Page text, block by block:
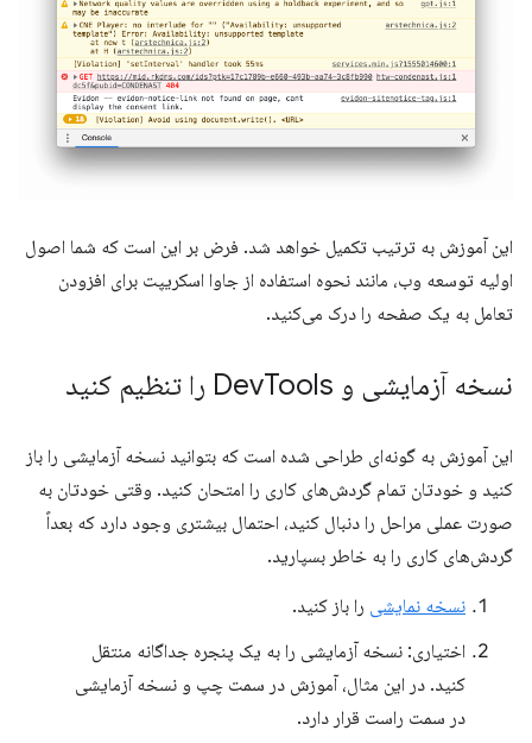
این آموزش به ترتیب تکمیل خواهد شد. فرض بر این است که شما اصول
اولیه توسعه وب، مانند نحوه استفاده از جاوا اسکریپت برای افزودن
تعامل به یک صفحه را درک می‌کنید.
نسخه آزمایشی و Dev Tools را تنظیم کنید
این آموزش به گونه‌ای طراحی شده است که بتوانید نسخه آزمایشی را باز
کنید و خودتان تمام گردش‌های کاری را امتحان کنید. وقتی خودتان به
صورت عملی مراحل را دنبال کنید، احتمال بیشتری وجود دارد که بعداً
گردش‌های کاری را به خاطر بسپارید.
نسخه نمایشی را باز کنید.
اختیاری: نسخه آزمایشی را به یک پنجره جداگانه منتقل
کنید. در این مثال، آموزش در سمت چپ و نسخه آزمایشی
در سمت راست قرار دارد.